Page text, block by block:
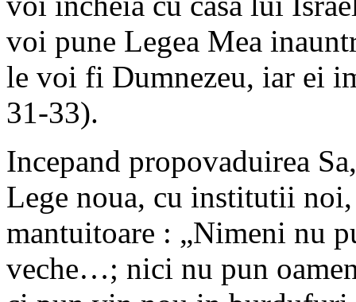
voi pune Legea Mea
le voi fi Dumnezeu, iar ei
31-33).
Incepand propovaduirea
Lege noua, cu institutii
mantuitoare : „Nimeni nu
veche…; nici nu pun